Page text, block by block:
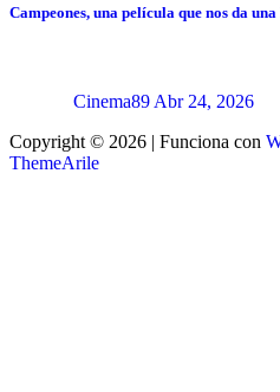
Campeones, una película que nos da
Cinema89 Abr 24, 2026
Copyright © 2026 | Funciona con
ThemeArile